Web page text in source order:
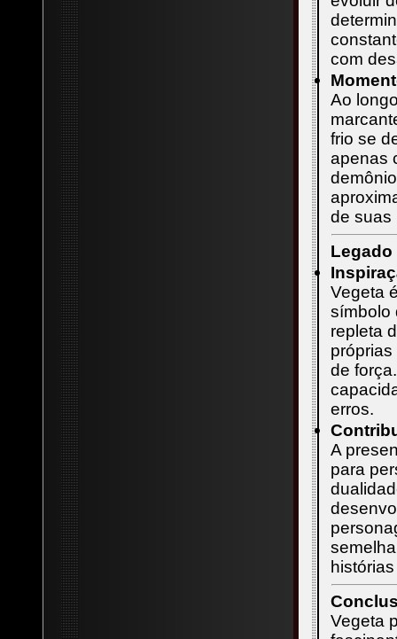
com
Ao
frio se
apenas
de suas
Legado
Vegeta
símbolo
repleta
de
erros.
A
para
Vegeta